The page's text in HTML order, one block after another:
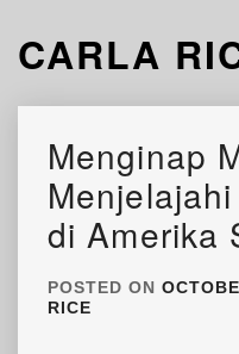
CARLA
Menginap
di Amerika
POSTED ON
RICE